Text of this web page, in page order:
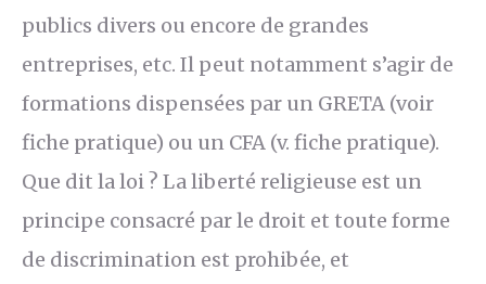
publics divers ou encore de grandes
entreprises, etc. Il peut notamment s’agir de
formations dispensées par un GRETA (voir
fiche pratique) ou un CFA (v. fiche pratique).
Que dit la loi ? La liberté religieuse est un
principe consacré par le droit et toute forme
de discrimination est prohibée, et